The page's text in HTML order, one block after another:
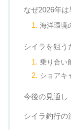
なぜ2026年
海洋環境
シイラを狙う
乗り合い
ショアキ
今後の見通
シイラ釣行の